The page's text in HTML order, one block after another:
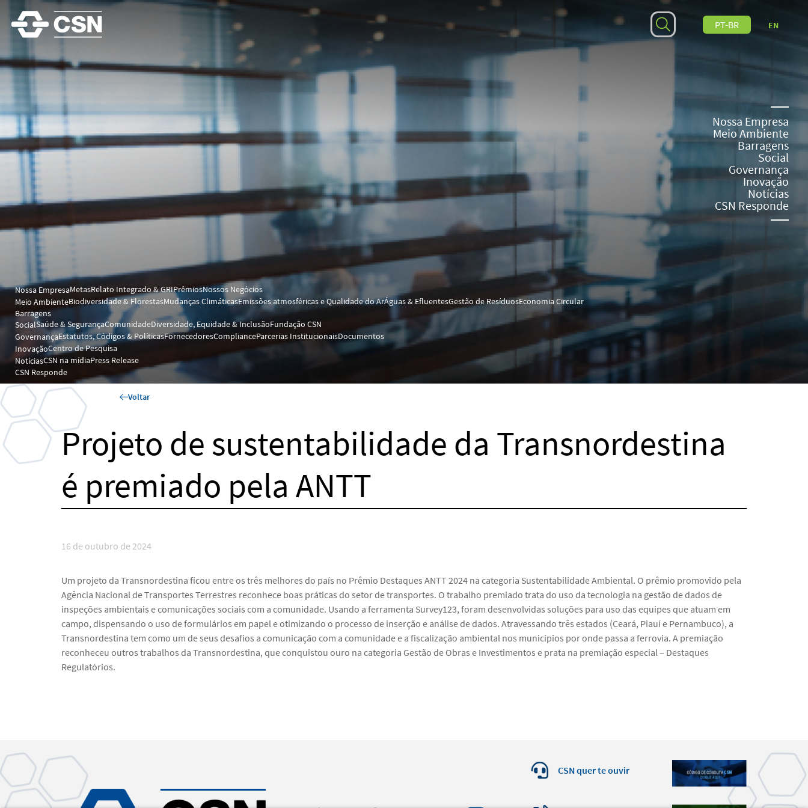
PT-BR EN
Nossa Empresa
Meio Ambiente
Barragens
Social
Governança
Inovação
Notícias
CSN Responde
Nossa EmpresaMetasRelato Integrado & GRIPrêmiosNossos Negócios
Meio AmbienteBiodiversidade & FlorestasMudanças ClimáticasEmissões atmosféricas e Qualidade do ArÁguas & EfluentesGestão de ResíduosEconomia Circular
Barragens
SocialSaúde & SegurançaComunidadeDiversidade, Equidade & InclusãoFundação CSN
GovernançaEstatutos, Códigos & PolíticasFornecedoresComplianceParcerias InstitucionaisDocumentos
InovaçãoCentro de Pesquisa
NotíciasCSN na mídiaPress Release
CSN Responde
Projeto de sustentabilidade da Transnordestina
é premiado pela ANTT
Voltar
16 de outubro de 2024
Um projeto da Transnordestina ficou entre os três melhores do país no Prêmio Destaques ANTT 2024 na categoria Sustentabilidade Ambiental. O prêmio promovido pela
Agência Nacional de Transportes Terrestres reconhece boas práticas do setor de transportes. O trabalho premiado trata do uso da tecnologia na gestão de dados de
inspeções ambientais e comunicações sociais com a comunidade. Usando a ferramenta Survey123, foram desenvolvidas soluções para uso das equipes que atuam em
campo, dispensando o uso de formulários em papel e otimizando o processo de inserção e análise de dados. Atravessando três estados (Ceará, Piauí e Pernambuco), a
Transnordestina tem como um de seus desafios a comunicação com a comunidade e a fiscalização ambiental nos municípios por onde passa a ferrovia. A premiação
reconheceu outros trabalhos da Transnordestina, que conquistou ouro na categoria Gestão de Obras e Investimentos e prata na premiação especial – Destaques
Regulatórios.
CSN quer te ouvir